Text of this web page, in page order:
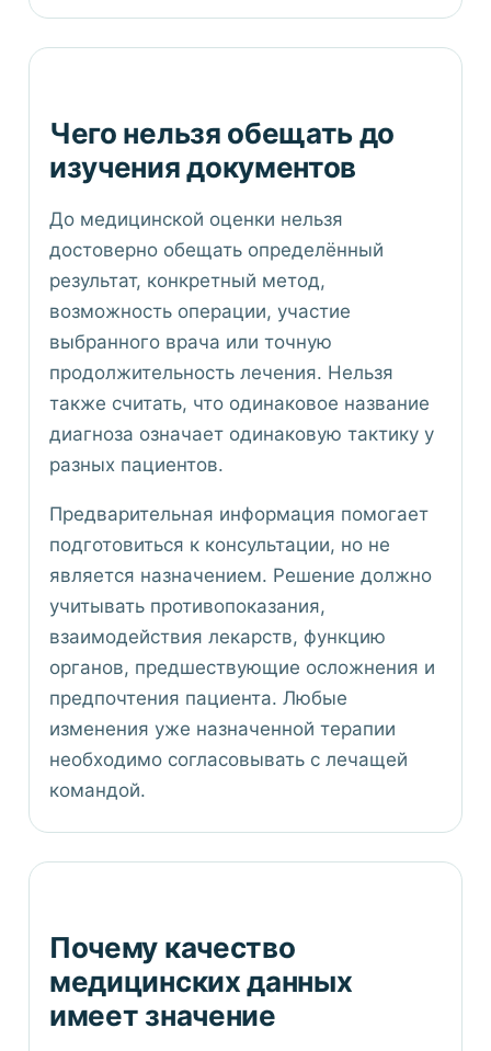
Чего нельзя обещать до
изучения документов
До медицинской оценки нельзя
достоверно обещать определённый
результат, конкретный метод,
возможность операции, участие
выбранного врача или точную
продолжительность лечения. Нельзя
также считать, что одинаковое название
диагноза означает одинаковую тактику у
разных пациентов.
Предварительная информация помогает
подготовиться к консультации, но не
является назначением. Решение должно
учитывать противопоказания,
взаимодействия лекарств, функцию
органов, предшествующие осложнения и
предпочтения пациента. Любые
изменения уже назначенной терапии
необходимо согласовывать с лечащей
командой.
Почему качество
медицинских данных
имеет значение